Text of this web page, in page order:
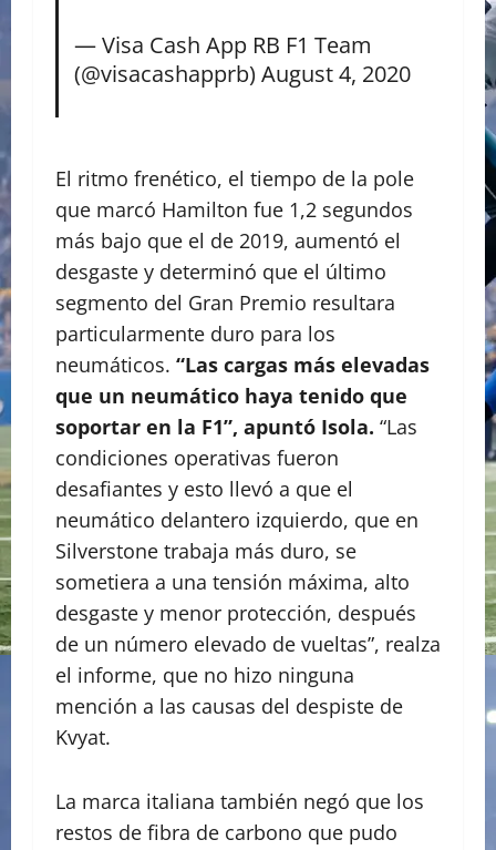
— Visa Cash App RB F1 Team
(@visacashapprb) August 4, 2020
El ritmo frenético, el tiempo de la pole
que marcó Hamilton fue 1,2 segundos
más bajo que el de 2019, aumentó el
desgaste y determinó que el último
segmento del Gran Premio resultara
particularmente duro para los
neumáticos. “Las cargas más elevadas
que un neumático haya tenido que
soportar en la F1”, apuntó Isola. “Las
condiciones operativas fueron
desafiantes y esto llevó a que el
neumático delantero izquierdo, que en
Silverstone trabaja más duro, se
sometiera a una tensión máxima, alto
desgaste y menor protección, después
de un número elevado de vueltas”, realza
el informe, que no hizo ninguna
mención a las causas del despiste de
Kvyat.
La marca italiana también negó que los
restos de fibra de carbono que pudo